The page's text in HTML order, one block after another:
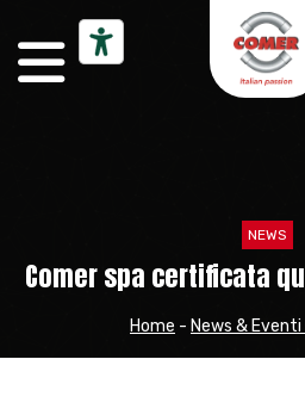
NEWS
Comer spa certificata
Home - News & Eventi